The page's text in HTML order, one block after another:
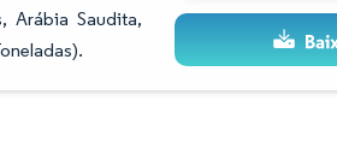
Arábia Saudita,